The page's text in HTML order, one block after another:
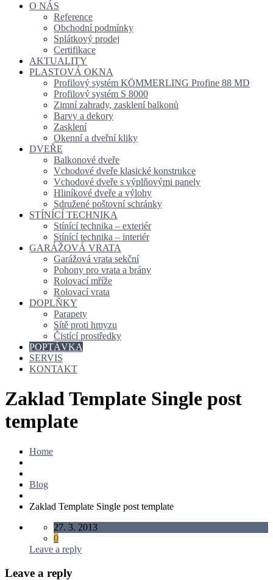
O NÁS
Reference
Obchodní podmínky
Splátkový prodej
Certifikace
AKTUALITY
PLASTOVÁ OKNA
Profilový systém KÖMMERLING Profine 88 MD
Profilový systém S 8000
Zimní zahrady, zasklení balkonů
Barvy a dekory
Zasklení
Okenní a dveřní kliky
DVEŘE
Balkonové dveře
Vchodové dveře klasické konstrukce
Vchodové dveře s výplňovými panely
Hliníkové dveře a výlohy
Sdružené poštovní schránky
STÍNÍCÍ TECHNIKA
Stínící technika – exteriér
Stínící technika – interiér
GARÁŽOVÁ VRATA
Garážová vrata sekční
Pohony pro vrata a brány
Rolovací mříže
Rolovací vrata
DOPLŇKY
Parapety
Sítě proti hmyzu
Čistící prostředky
POPTÁVKA
SERVIS
KONTAKT
Zaklad Template Single post
template
Home
Blog
Zaklad Template Single post template
27. 3. 2013
0
Leave a reply
Leave a reply